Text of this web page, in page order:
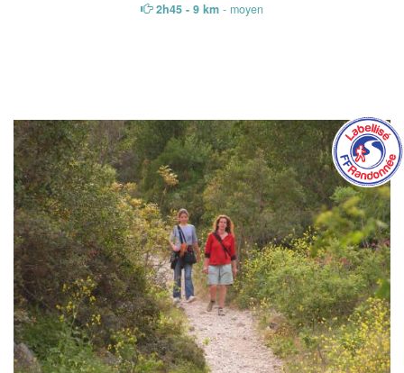
2h45 - 9 km - moyen